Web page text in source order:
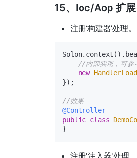
15、Ioc/Aop 扩展
注册‘构建器’处理
//内部实现，可参
new
});
//效果
@Controller
public class
注册'注入器'处理